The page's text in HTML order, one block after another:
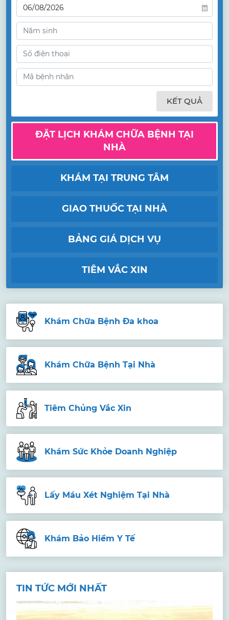
KẾT QUẢ
ĐẶT LỊCH KHÁM CHỮA BỆNH TẠI
NHÀ
KHÁM TẠI TRUNG TÂM
GIAO THUỐC TẠI NHÀ
BẢNG GIÁ DỊCH VỤ
TIÊM VẮC XIN
Khám Chữa Bệnh Đa khoa
Khám Chữa Bệnh Tại Nhà
Tiêm Chủng Vắc Xin
Khám Sức Khỏe Doanh Nghiệp
Lấy Máu Xét Nghiệm Tại Nhà
Khám Bảo Hiểm Y Tế
TIN TỨC MỚI NHẤT